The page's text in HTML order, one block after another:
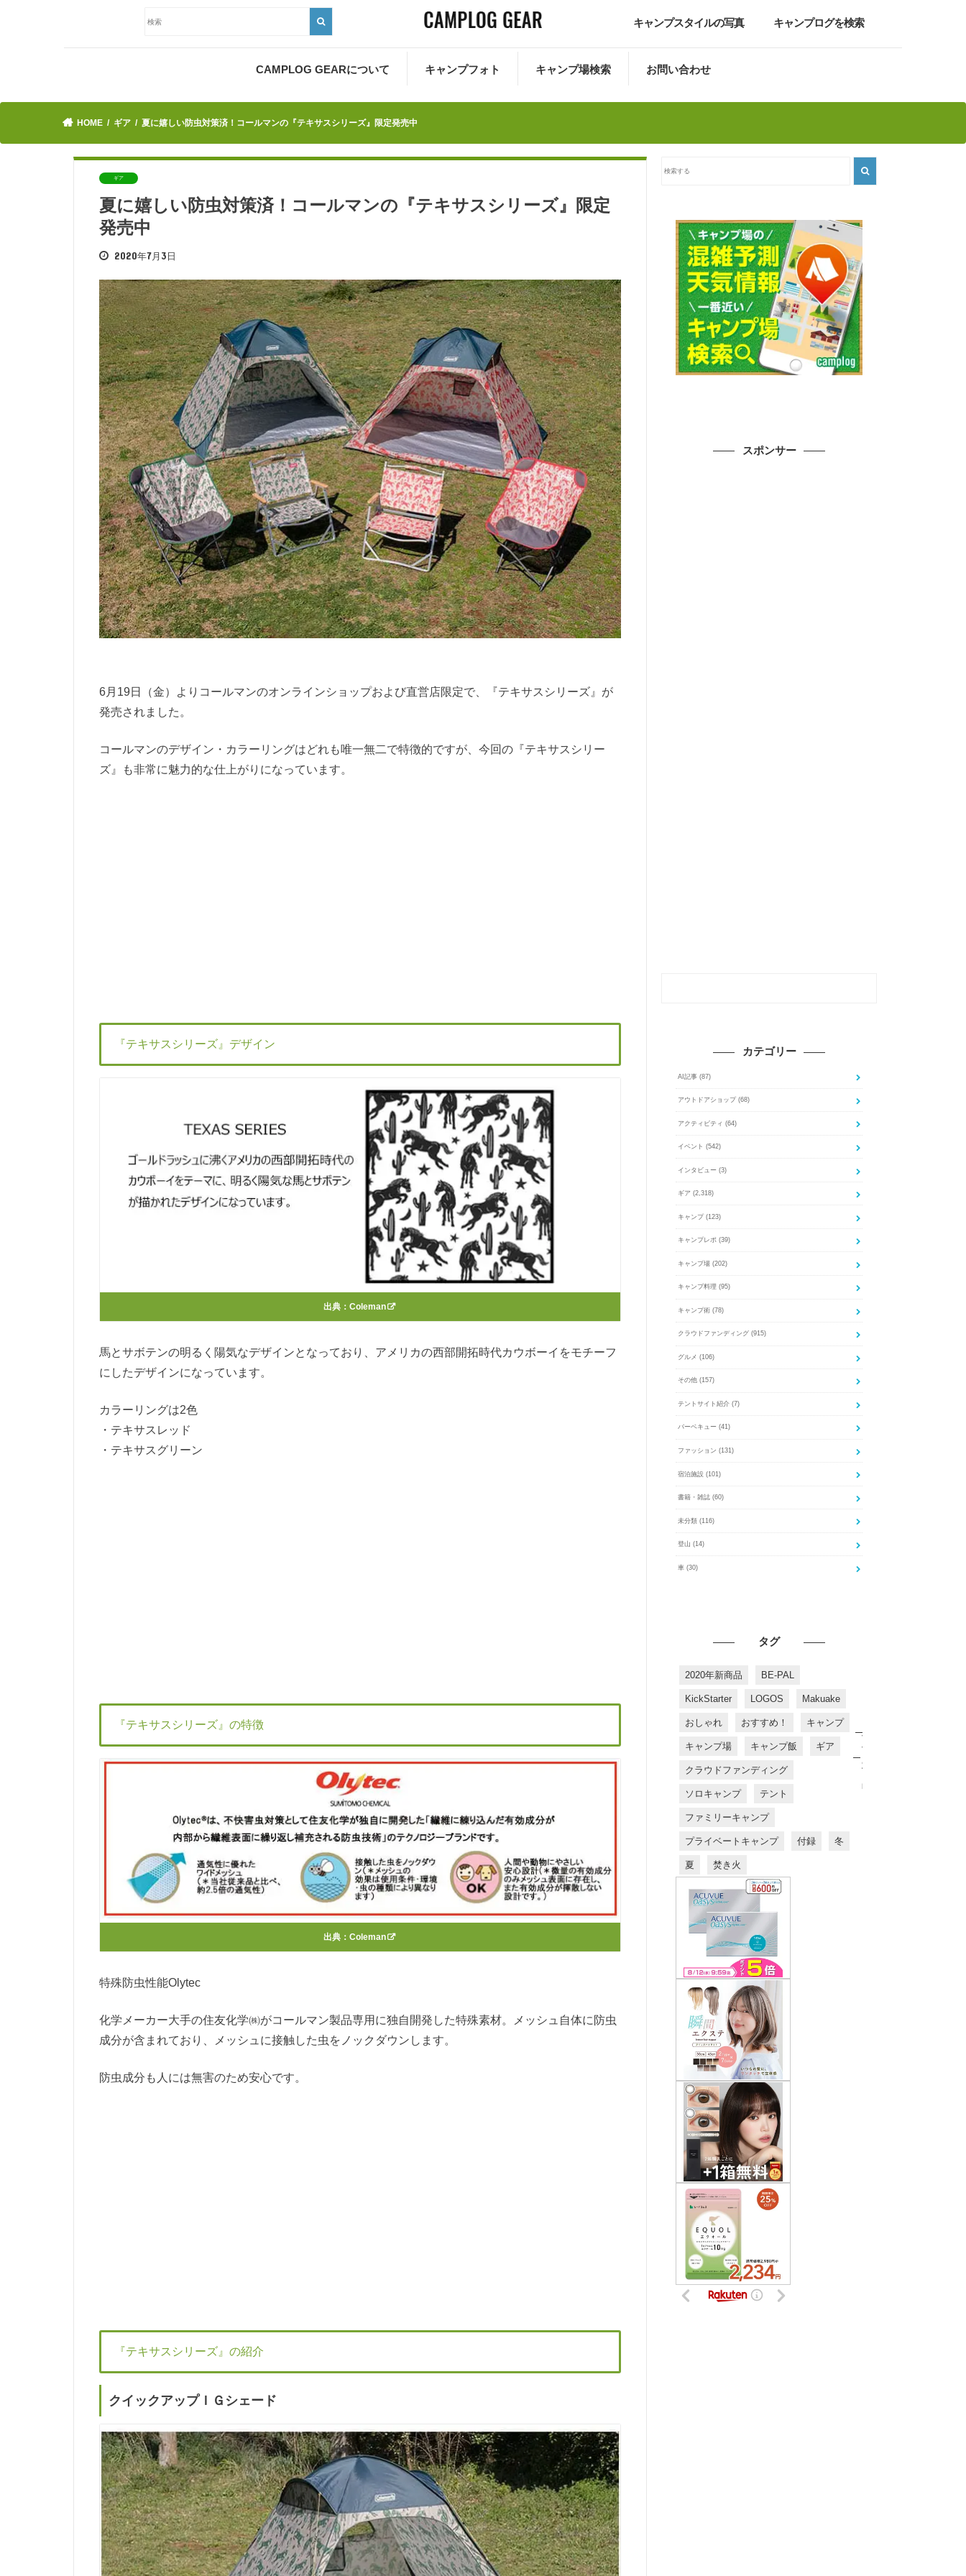
キャンプスタイルの写真 キャンプログを検索
CAMPLOG GEARについて キャンプフォト キャンプ場検索 お問い合わせ
HOME ギア 夏に嬉しい防虫対策済！コールマンの『テキサスシリーズ』限定発売中
ギア
夏に嬉しい防虫対策済！コールマンの『テキサスシリーズ』限定
発売中
2020年7月3日
6月19日（金）よりコールマンのオンラインショップおよび直営店限定で、『テキサスシリーズ』が
発売されました。
コールマンのデザイン・カラーリングはどれも唯一無二で特徴的ですが、今回の『テキサスシリー
ズ』も非常に魅力的な仕上がりになっています。
『テキサスシリーズ』デザイン
出典： Coleman
馬とサボテンの明るく陽気なデザインとなっており、アメリカの西部開拓時代カウボーイをモチーフ
にしたデザインになっています。
カラーリングは2色
・テキサスレッド
・テキサスグリーン
『テキサスシリーズ』の特徴
出典： Coleman
特殊防虫性能Olytec
化学メーカー大手の住友化学㈱がコールマン製品専用に独自開発した特殊素材。メッシュ自体に防虫
成分が含まれており、メッシュに接触した虫をノックダウンします。
防虫成分も人には無害のため安心です。
『テキサスシリーズ』の紹介
クイックアップＩＧシェード
スポンサー
カテゴリー
AI記事 (87)
アウトドアショップ (68)
アクティビティ (64)
イベント (542)
インタビュー (3)
ギア (2,318)
キャンプ (123)
キャンプレポ (39)
キャンプ場 (202)
キャンプ料理 (95)
キャンプ術 (78)
クラウドファンディング (915)
グルメ (106)
その他 (157)
テントサイト紹介 (7)
バーベキュー (41)
ファッション (131)
宿泊施設 (101)
書籍・雑誌 (60)
未分類 (116)
登山 (14)
車 (30)
タグ
2020年新商品 BE-PAL
KickStarter LOGOS Makuake
おしゃれ おすすめ！ キャンプ
キャンプ場 キャンプ飯 ギア
クラウドファンディング
ソロキャンプ テント
ファミリーキャンプ
プライベートキャンプ 付録 冬
夏 焚き火
す
す
め
商
品